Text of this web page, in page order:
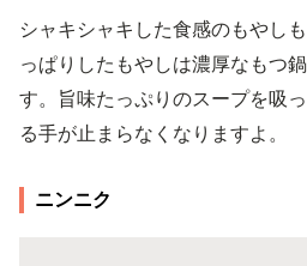
シャキシャキした食感のもやし
っぱりしたもやしは濃厚なもつ
す。旨味たっぷりのスープを吸
る手が止まらなくなりますよ。
ニンニク